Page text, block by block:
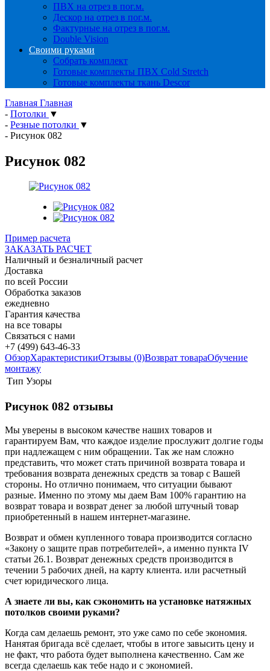
ПВХ на отрез в пог.м.
Дескор на отрез в пог.м.
Фактурные на отрез в пог.м.
Double Vision
Своими руками
Собрать комплект
Готовые комплекты ПВХ Cold Stretch
Готовые комплекты ткань Descor
Главная Главная
- Потолки ▼
- Резные потолки ▼
- Рисунок 082
Рисунок 082
Пример расчета
ЗАКАЗАТЬ РАСЧЕТ
Наличный и безналичный расчет
Доставка
по всей России
Обработка заказов
ежедневно
Гарантия качества
на все товары
Связаться с нами
+7 (499) 643-46-33
ОбзорХарактеристикиОтзывы (0)Возврат товараОбучение
монтажу
Тип Узоры
Рисунок 082 отзывы
Мы уверены в высоком качестве наших товаров и
гарантируем Вам, что каждое изделие прослужит долгие годы
при надлежащем с ним обращении. Так же нам сложно
представить, что может стать причиной возврата товара и
требования возврата денежных средств за товар с Вашей
стороны. Но отлично понимаем, что ситуации бывают
разные. Именно по этому мы даем Вам 100% гарантию на
возврат товара и возврат денег за любой штучный товар
приобретенный в нашем интернет-магазине.
Возврат и обмен купленного товара производится согласно
«Закону о защите прав потребителей», а именно пункта IV
статьи 26.1. Возврат денежных средств производится в
течении 5 рабочих дней, на карту клиента. или расчетный
счет юридического лица.
А знаете ли вы, как сэкономить на установке натяжных
потолков своими руками?
Когда сам делаешь ремонт, это уже само по себе экономия.
Нанятая бригада всё сделает, чтобы в итоге завысить цену и
не факт, что работа будет выполнена качественно. Сам же
всегда сделаешь как тебе надо и с экономией.